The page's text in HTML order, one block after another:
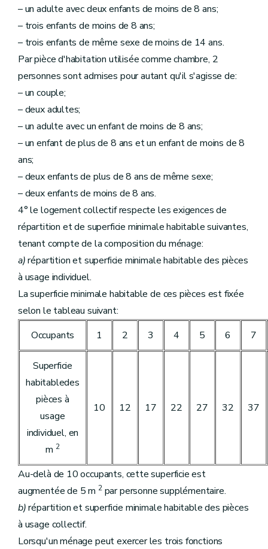
– un adulte avec deux enfants de moins de 8 ans;
– trois enfants de moins de 8 ans;
– trois enfants de même sexe de moins de 14 ans.
Par pièce d'habitation utilisée comme chambre, 2
personnes sont admises pour autant qu'il s'agisse de:
– un couple;
– deux adultes;
– un adulte avec un enfant de moins de 8 ans;
– un enfant de plus de 8 ans et un enfant de moins de 8
ans;
– deux enfants de plus de 8 ans de même sexe;
– deux enfants de moins de 8 ans.
4° le logement collectif respecte les exigences de
répartition et de superficie minimale habitable suivantes,
tenant compte de la composition du ménage:
a)répartition et superficie minimale habitable des pièces
à usage individuel.
La superficie minimale habitable de ces pièces est fixée
selon le tableau suivant:
Occupants
1 2 3 4 5 6 7
Superficie
habitabledes
pièces à
usage
individuel, en
m 2
10 12 17 22 27 32 37
Au-delà de 10 occupants, cette superficie est
augmentée de 5 m 2par personne supplémentaire.
b)répartition et superficie minimale habitable des pièces
à usage collectif.
Lorsqu'un ménage peut exercer les trois fonctions